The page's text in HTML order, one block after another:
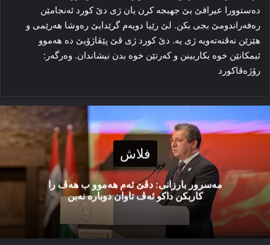
ده‌ستوورا عیراقێ بێ جهبجه کرن یان ژی دێ کورد ئه‌نجامێن
رەفه‌راندومێ بجی بکن. لێ رێیا دویه‌م گرێدایێ رەوشا هه‌رێمی و
هێزێن نه‌ڤنه‌ته‌ویه‌ ژی یە. دێ کورد ژی ڤێ پێڤاژۆیێ ده‌ هه‌موو
ئیمکانێن خوه‌ بکاربینن و كه‌رتێن خوه‌ بدن نیشاندان. وه‌رگه‌ر:
رۆژه‌ڤاکورد
فلاش
مەسرور بارزانی: دڤێ ئەم هەموو ب هەڤ را
کاربکن داکو ئەڤ تاوان دوبارە نەبن